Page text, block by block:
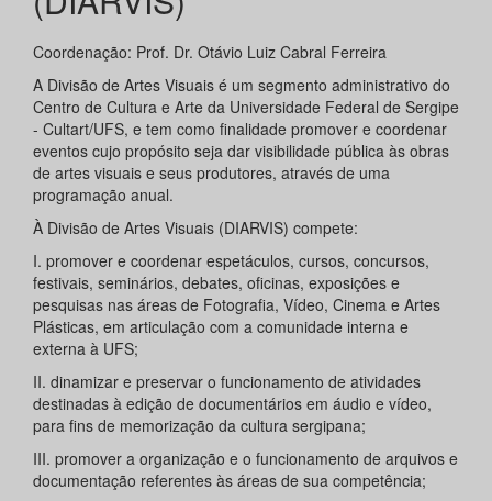
Coordenação: Prof. Dr. Otávio Luiz Cabral Ferreira
A Divisão de Artes Visuais é um segmento administrativo do
Centro de Cultura e Arte da Universidade Federal de Sergipe
- Cultart/UFS, e tem como finalidade promover e coordenar
eventos cujo propósito seja dar visibilidade pública às obras
de artes visuais e seus produtores, através de uma
programação anual.
À Divisão de Artes Visuais (DIARVIS) compete:
I. promover e coordenar espetáculos, cursos, concursos,
festivais, seminários, debates, oficinas, exposições e
pesquisas nas áreas de Fotografia, Vídeo, Cinema e Artes
Plásticas, em articulação com a comunidade interna e
externa à UFS;
II. dinamizar e preservar o funcionamento de atividades
destinadas à edição de documentários em áudio e vídeo,
para fins de memorização da cultura sergipana;
III. promover a organização e o funcionamento de arquivos e
documentação referentes às áreas de sua competência;